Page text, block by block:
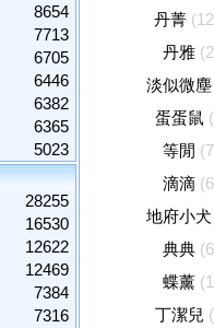
8654
7713
6705
6446
6382
6365
5023
28255
16530
12622
12469
7384
7316
丹菁
丹雅
淡似微塵
蛋蛋鼠
等閒
滴滴
地府小犬
典典
蝶薰
丁潔兒